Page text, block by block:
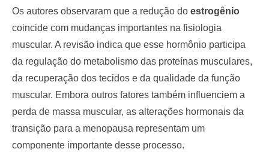
Os autores observaram que a redução do estrogênio
coincide com mudanças importantes na fisiologia
muscular. A revisão indica que esse hormônio participa
da regulação do metabolismo das proteínas musculares,
da recuperação dos tecidos e da qualidade da função
muscular. Embora outros fatores também influenciem a
perda de massa muscular, as alterações hormonais da
transição para a menopausa representam um
componente importante desse processo.